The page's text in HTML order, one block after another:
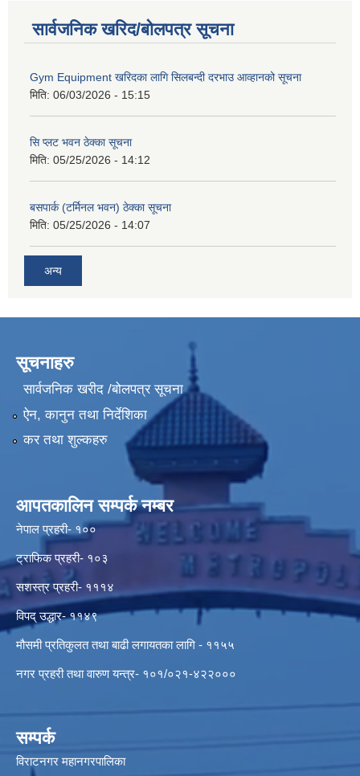
सार्वजनिक खरिद/बोलपत्र सूचना
Gym Equipment खरिदका लागि सिलबन्दी दरभाउ आव्हानको सूचना
मिति: 06/03/2026 - 15:15
सि प्लट भवन ठेक्का सूचना
मिति: 05/25/2026 - 14:12
बसपार्क (टर्मिनल भवन) ठेक्का सूचना
मिति: 05/25/2026 - 14:07
अन्य
सूचनाहरु
सार्वजनिक खरीद /बोलपत्र सूचना
ऐन, कानुन तथा निर्देशिका
कर तथा शुल्कहरु
आपतकालिन सम्पर्क नम्बर
नेपाल प्रहरी- १००
ट्राफिक प्रहरी- १०३
सशस्त्र प्रहरी- १११४
विपद् उद्धार- ११४९
मौसमी प्रतिकुलत तथा बाढी लगायतका लागि - ११५५
नगर प्रहरी तथा वारुण यन्त्र- १०१/०२१-४२२०००
सम्पर्क
विराटनगर महानगरपालिका